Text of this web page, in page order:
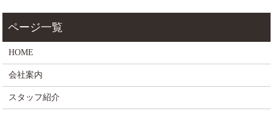
HOME
会社案内
スタッフ紹介